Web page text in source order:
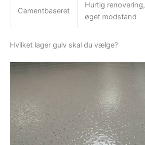
Cementbaseret
Hurtig renovering,
øget modstand
Hvilket lager gulv skal du vælge?